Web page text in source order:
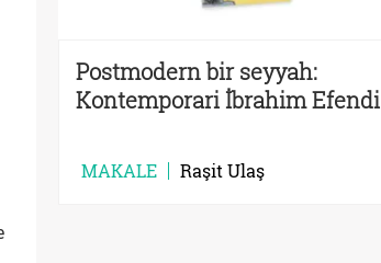
Postmodern bir seyyah:
Kontemporari İbrahim Efendi
MAKALE Raşit Ulaş